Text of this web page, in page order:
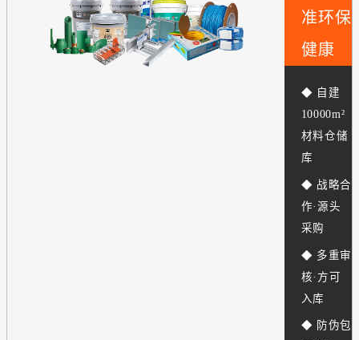
准环保
健康
◆ 自建
10000m²
材料仓储
库
◆ 战略合
作·源头
采购
◆ 多重审
核·方可
入库
◆ 防伪包